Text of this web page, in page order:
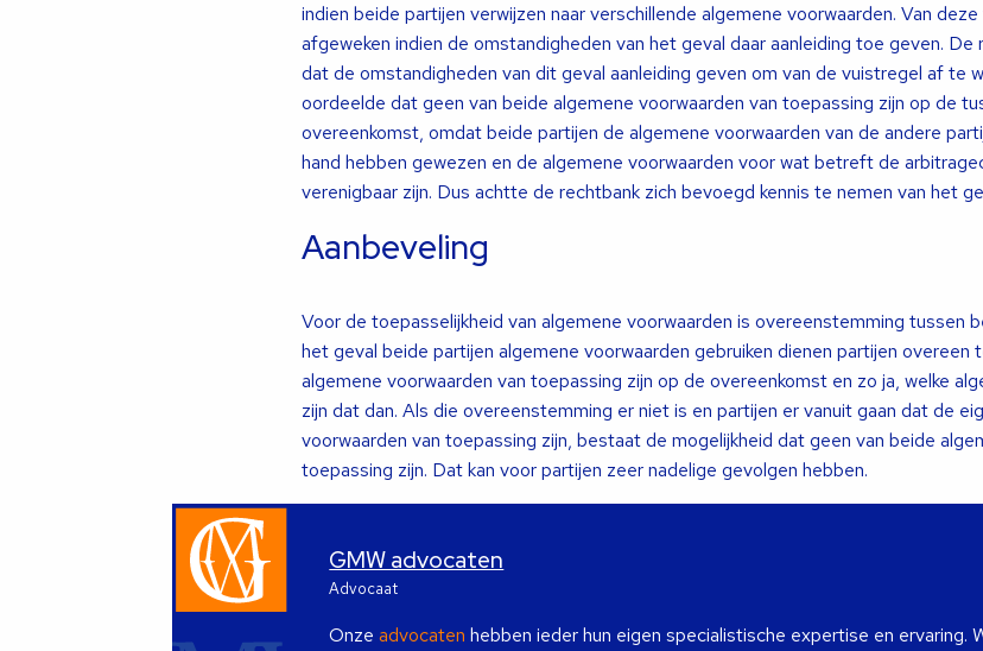
indien beide partijen verwijzen naar verschillende algemene voorwaarden. Van
afgeweken indien de omstandigheden van het geval daar aanleiding toe geven. De
dat de omstandigheden van dit geval aanleiding geven om van de vuistregel af te
oordeelde dat geen van beide algemene voorwaarden van toepassing zijn op de
overeenkomst, omdat beide partijen de algemene voorwaarden van de andere
hand hebben gewezen en de algemene voorwaarden voor wat betreft de
verenigbaar zijn. Dus achtte de rechtbank zich bevoegd kennis te nemen van het
Aanbeveling
Voor de toepasselijkheid van algemene voorwaarden is overeenstemming tussen
het geval beide partijen algemene voorwaarden gebruiken dienen partijen overeen
algemene voorwaarden van toepassing zijn op de overeenkomst en zo ja, welke
zijn dat dan. Als die overeenstemming er niet is en partijen er vanuit gaan dat de
voorwaarden van toepassing zijn, bestaat de mogelijkheid dat geen van beide
toepassing zijn. Dat kan voor partijen zeer nadelige gevolgen hebben.
GMW advocaten
Advocaat
Onzeadvocaten hebben ieder hun eigen specialistische expertise en ervaring.